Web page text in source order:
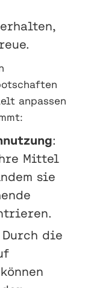
anpassen
:
Mittel
sie
Durch die